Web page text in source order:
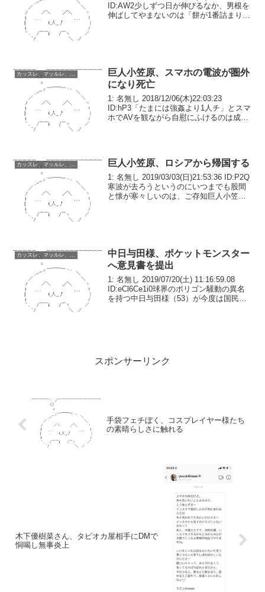
ID:AW2少しずつ日が伸びるなか、男根を
伸ばしてやまないのは「餅が1番詰まりた
カッスレ、マッルレ、バッツレ
巨人小笠原、スマホの電波が圏外
になり死亡
1: 名無し 2018/12/06(木)22:03:23
ID:hP3「たまには強姦より1人チ」とスマ
ホでAVを観ながら自慰にふけるのは成績
巨人小笠原、ロシアから帰国する
1: 名無し 2019/03/03(日)21:53:36 ID:P2Q
寒波が去ろうというのにいつまでも股間
と懐が寒々しいのは、ご存知巨人小笠原
中日与田様、ポケットモンスター
へ意見書を提出
1: 名無し 2019/07/20(土) 11:16:59.08
ID:eCl6Ce1i0球界のポリゴン騒動の異名
を持つ中日与田様（53）が今度は国民的
スポンサーリンク
手袋フェチぼく、コスプレイヤー様たち
の素晴らしさに触れる
木下優樹菜さん、タピオカ屋相手にDMで
恫喝し無事炎上